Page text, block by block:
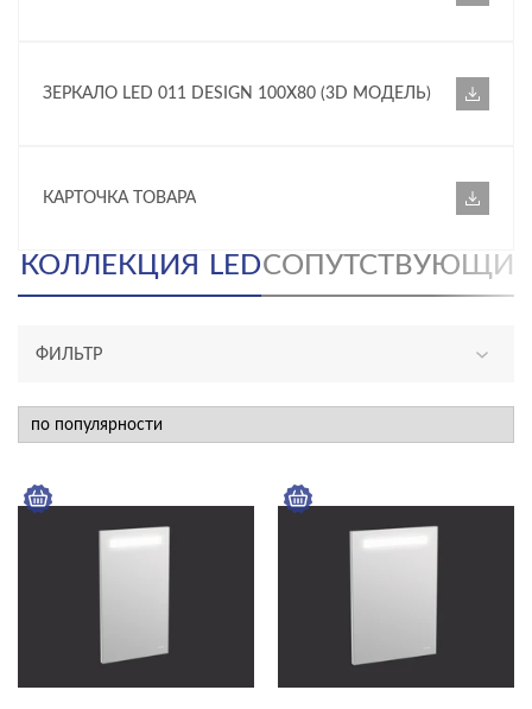
ЗЕРКАЛО LED 011 DESIGN 100X80 (3D МОДЕЛЬ)
КАРТОЧКА ТОВАРА
КОЛЛЕКЦИЯ LEDСОПУТСТВУЮЩИЕ
ФИЛЬТР
мебель для ванной
ТИП ПРОДУКТА
зеркала